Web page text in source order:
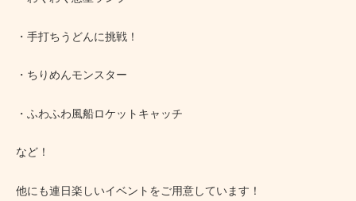
・手打ちうどんに挑戦！
・ちりめんモンスター
・ふわふわ風船ロケットキャッチ
など！
他にも連日楽しいイベントをご用意しています！